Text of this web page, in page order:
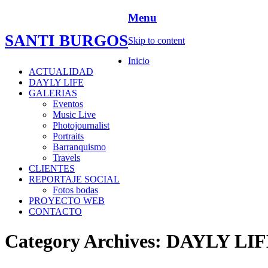
SANTI BURGOS
Menu
Skip to content
Inicio
ACTUALIDAD
DAYLY LIFE
GALERIAS
Eventos
Music Live
Photojournalist
Portraits
Barranquismo
Travels
CLIENTES
REPORTAJE SOCIAL
Fotos bodas
PROYECTO WEB
CONTACTO
Category Archives: DAYLY